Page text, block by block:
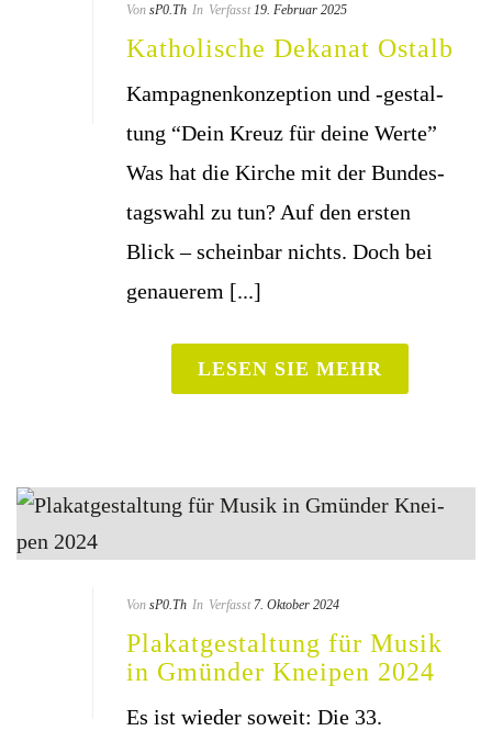
Von sP0.Th In Verfasst 19. Februar 2025
Katho­li­sche Deka­nat Ostalb
Kam­pa­gnen­kon­zep­ti­on und -gestal­
tung “Dein Kreuz für dei­ne Werte”
Was hat die Kir­che mit der Bun­des­
tags­wahl zu tun? Auf den ers­ten
Blick – schein­bar nichts. Doch bei
genaue­rem [...]
LESEN SIE MEHR
Von sP0.Th In Verfasst 7. Oktober 2024
Pla­kat­ge­stal­tung für Musik
in Gmün­der Knei­pen 2024
Es ist wie­der soweit: Die 33.